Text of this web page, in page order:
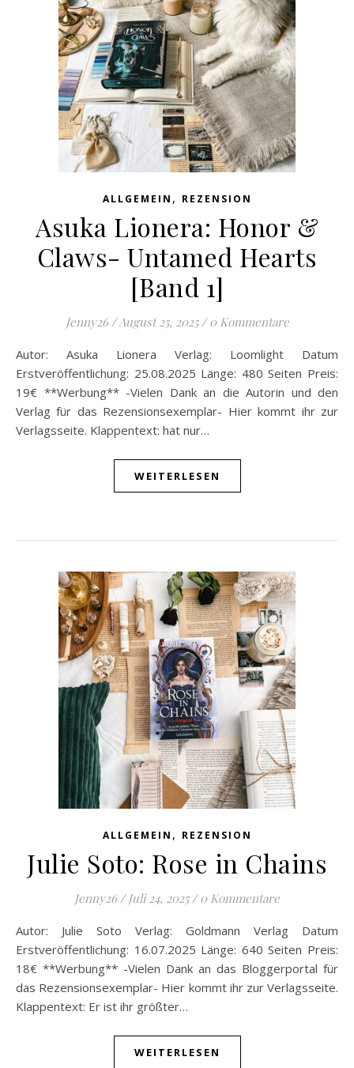
ALLGEMEIN , REZENSION
Asuka Lionera: Honor &
Claws- Untamed Hearts
[Band 1]
Jenny26 /August 25, 2025 / 0 Kommentare
Autor: Asuka Lionera Verlag: Loomlight Datum
Erstveröffentlichung: 25.08.2025 Länge: 480 Seiten Preis:
19€ **Werbung** -Vielen Dank an die Autorin und den
Verlag für das Rezensionsexemplar- Hier kommt ihr zur
Verlagsseite. Klappentext: hat nur…
WEITERLESEN
ALLGEMEIN , REZENSION
Julie Soto: Rose in Chains
Jenny26 / Juli 24, 2025 / 0 Kommentare
Autor: Julie Soto Verlag: Goldmann Verlag Datum
Erstveröffentlichung: 16.07.2025 Länge: 640 Seiten Preis:
18€ **Werbung** -Vielen Dank an das Bloggerportal für
das Rezensionsexemplar- Hier kommt ihr zur Verlagsseite.
Klappentext: Er ist ihr größter…
WEITERLESEN